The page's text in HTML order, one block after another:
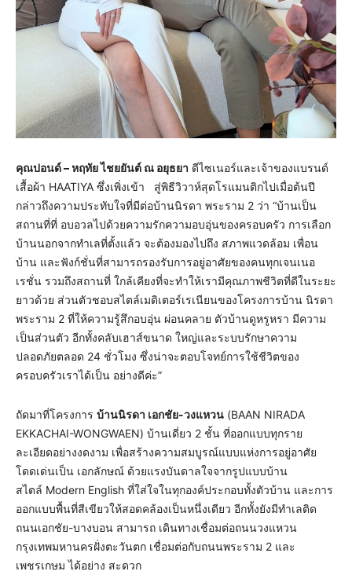
คุณปอนด์ – หฤทัย ไชยยันต์ ณ อยุธยา ดีไซเนอร์และเจ้าของแบรนด์
เสื้อผ้า HAATIYA ซึ่งเพิ่งเข้า สู่พิธีวิวาห์สุดโรแมนติกไปเมื่อต้นปี
กล่าวถึงความประทับใจที่มีต่อบ้านนิรดา พระราม 2 ว่า “บ้านเป็น
สถานที่ที่ อบอวลไปด้วยความรักความอบอุ่นของครอบครัว การเลือก
บ้านนอกจากทำเลที่ตั้งแล้ว จะต้องมองไปถึง สภาพแวดล้อม เพื่อน
บ้าน และฟังก์ชั่นที่สามารถรองรับการอยู่อาศัยของคนทุกเจนเนอ
เรชั่น รวมถึงสถานที่ ใกล้เคียงที่จะทำให้เรามีคุณภาพชีวิตที่ดีในระยะ
ยาวด้วย ส่วนตัวชอบสไตล์เมดิเตอร์เรเนียนของโครงการบ้าน นิรดา
พระราม 2 ที่ให้ความรู้สึกอบอุ่น ผ่อนคลาย ตัวบ้านดูหรูหรา มีความ
เป็นส่วนตัว อีกทั้งคลับเฮาส์ขนาด ใหญ่และระบบรักษาความ
ปลอดภัยตลอด 24 ชั่วโมง ซึ่งน่าจะตอบโจทย์การใช้ชีวิตของ
ครอบครัวเราได้เป็น อย่างดีค่ะ”
ถัดมาที่โครงการ บ้านนิรดา เอกชัย-วงแหวน (BAAN NIRADA
EKKACHAI-WONGWAEN) บ้านเดี่ยว 2 ชั้น ที่ออกแบบทุกราย
ละเอียดอย่างงดงาม เพื่อสร้างความสมบูรณ์แบบแห่งการอยู่อาศัย
โดดเด่นเป็น เอกลักษณ์ ด้วยแรงบันดาลใจจากรูปแบบบ้าน
สไตล์ Modern English ที่ใส่ใจในทุกองค์ประกอบทั้งตัวบ้าน และการ
ออกแบบพื้นที่สีเขียวให้สอดคล้องเป็นหนึ่งเดียว อีกทั้งยังมีทำเลติด
ถนนเอกชัย-บางบอน สามารถ เดินทางเชื่อมต่อถนนวงแหวน
กรุงเทพมหานครฝั่งตะวันตก เชื่อมต่อกับถนนพระราม 2 และ
เพชรเกษม ได้อย่าง สะดวก